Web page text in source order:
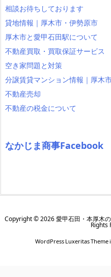
相談お待ちしております
貸地情報｜厚木市・伊勢原市
厚木市と愛甲石田駅について
不動産買取・買取保証サービス
空き家問題と対策
分譲賃貸マンション情報｜厚木
不動産売却
不動産の税金について
なかじま商事Facebook
Copyright ©2026愛甲石田・本厚木
Rights
WordPress Luxeritas Theme